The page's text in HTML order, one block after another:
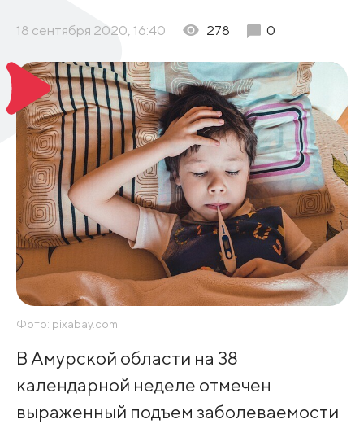
18 сентября 2020, 16:40 278 0
Фото: pixabay.com
В Амурской области на 38
календарной неделе отмечен
выраженный подъем заболеваемости